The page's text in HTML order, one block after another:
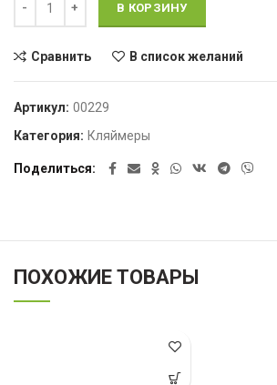
В КОРЗИНУ
Сравнить В список желаний
Артикул: 00229
Категория: Кляймеры
Поделиться
ПОХОЖИЕ ТОВАРЫ